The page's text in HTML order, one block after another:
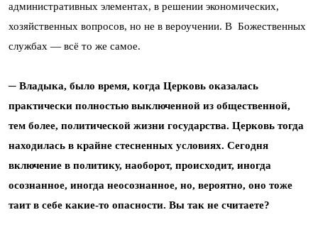
административных элементах, в решении экономических,
хозяйственных вопросов, но не в вероучении. В Божественных
службах ― всё то же самое.
─ Владыка, было время, когда Церковь оказалась
практически полностью выключенной из общественной,
тем более, политической жизни государства. Церковь тогда
находилась в крайне стесненных условиях. Сегодня
включение в политику, наоборот, происходит, иногда
осознанное, иногда неосознанное, но, вероятно, оно тоже
таит в себе какие-то опасности. Вы так не считаете?